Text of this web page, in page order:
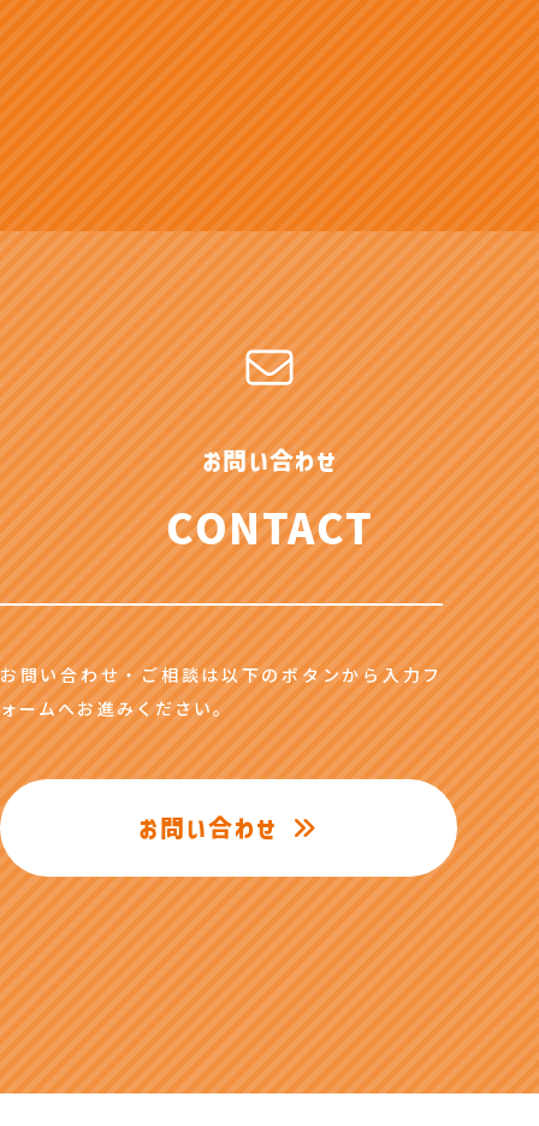
お問い合わせ
CONTACT
お問い合わせ・ご相談は以下のボタンから入力フ
ォームへお進みください。
お問い合わせ